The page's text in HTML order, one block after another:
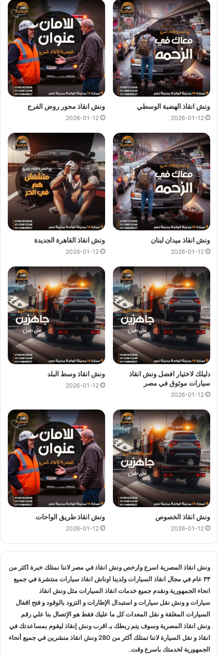
جانب الطريق أو داخل ازدحام مروري.
كما نقدم تقارير مفصلة لكل عملية سحب سياراتاو إنقاذ سيارات
لضمان رضا العملاء ومتابعة كل حالة بشكل دقيق وهذا يجعل خدمتنا
واحدة من أفضل خدمات الإنقاذ المتاحة على هذا الطريق الحيوي.
رقم ونش انقاذ في القاهرة العين
السخنة
لأي سائق على الطريق السريع فإن شركتنا توفر لك رقم طوارئ
مباشر متاح على مدار الساعة:01144849927او01017439322
او01094833093بحيث يمكن الوصول إليك فور وقوع أي عطل.
فريقنا مجهز بالخبرة والأدوات الحديثةلإنقاذ السياراتفي جميع
الحالات الطارئة، سواء كان العطل ميكانيكي او كهربائيا او بسبب
حادث مفاجئ فنحن نضمن وصول الفريق بسرعة وأمان مع تقديم
حلول مبتكرة للحفاظ على السيارة وسلامة السائق.
ونش انقاذ السخنة ، ونش انقاذ سيارات في السخنة ، رقم ونش انقاذ السخنة ،
ونش المصرية ، ونش سيارات ، نقل سيارة ، ونش سيارة ، ونش إنقاذ السخنة ،
ونش سيارات بالسخنة ، سحب سيارة ، إنقاذ سيارات في السخنة ، ونش طريق ،
أسرع ونش في السخنة ، ارخص ونش السخنة ، ونش الإنقاذ
ونش سيارات عتاقة
خدمةونش سيارات عتاقةتقدمها شركتنا لضمان راحة وسلامة
السائقين فنحن ندرك أن أي توقف على الطريق السريع يمكن أن
يسبب توتر وازدحام مروري لذلك تم تجهيز فرقنا بسياراتونش انقاذ
سيارات متطورة قادرة على التعامل مع جميع أنواع السيارات.
01017439322او01094833093وسيصل فريقنا مجهزا بكل
الأدوات اللازمة لسحب السيارة بأمان تام فنحن نقدم أيضا نصائح
عملية للعملاء حول كيفية التعامل مع أعطال السيارات قبل وصول
الفريق، مما يضمن حماية السيارة والسائقين.
انقاذ السيارات في طريق العين
ونش انقاذ الهضبة الوسطي
2026-01-12
ونش انقاذ محور روض الفرج
2026-01-12
ونش انقاذ ميدان لبنان
2026-01-12
ونش انقاذ القاهرة الجديدة
2026-01-12
دليلك لاختيار افضل ونش انقاذ
سيارات موثوق في مصر
2026-01-12
ونش انقاذ وسط البلد
2026-01-12
ونش انقاذ الخصوص
2026-01-12
ونش انقاذ طريق الواحات
2026-01-12
ونش انقاذ المصرية اسرع وارخص ونش انقاذفي مصر لاننا نمتلك خبرة اكثر من
٣٣ عام في مجال
انقاذ السياراتولدينا اوناش انقاذ سياراتمنتشرة في جميع
انحاء الجمهورية ونقدم جميع خدمات انقاذ السياراتمثل ونش انقاذ
سياراتو ونش نقل سياراتو استبدال الإطارات و التزود بالوقود و فتح اقفال
السيارات المغلقة و نقل المعدات كل ما عليك فقط هو الإتصال بنا عليرقم
ونش انقاذ المصرية وسوف يتم ربطك بـ اقرب ونش إنقاذليقوم بمساعدتك في
انقاذ و نقل السيارة لاننا تمتلك أكثر من 280 ونش انقاذمنشرين في جميع أنحاء
الجمهورية لخدمتك باسرع وقت.